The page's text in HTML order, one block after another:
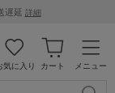
遅延 詳細
メニュー
カート
気に入り